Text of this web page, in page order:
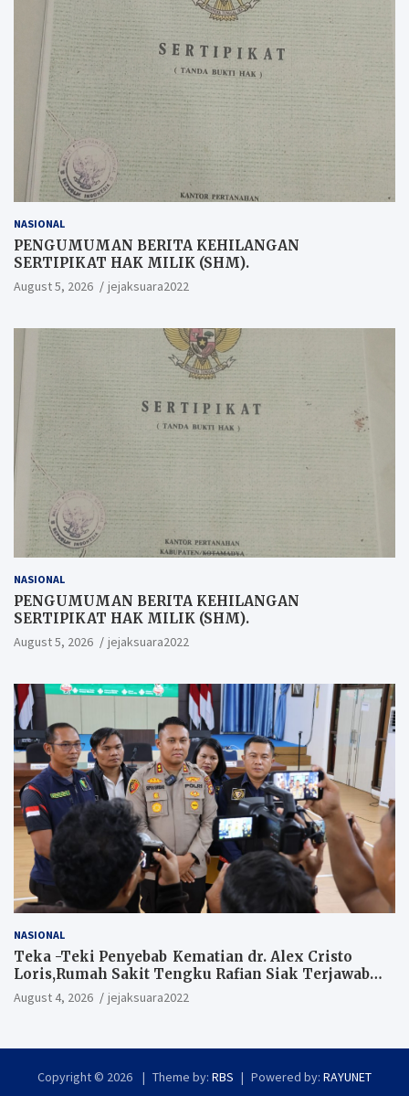
NASIONAL
PENGUMUMAN BERITA KEHILANGAN
SERTIPIKAT HAK MILIK (SHM).
August 5, 2026 jejaksuara2022
NASIONAL
PENGUMUMAN BERITA KEHILANGAN
SERTIPIKAT HAK MILIK (SHM).
August 5, 2026 jejaksuara2022
NASIONAL
Teka -Teki Penyebab Kematian dr. Alex Cristo
Loris,Rumah Sakit Tengku Rafian Siak Terjawab
Sudah Hasil Penyelidikan Menyatakan Korban
Meninggal Akibat Bunuh Diri,salah satu
August 4, 2026 jejaksuara2022
Copyright © 2026 Theme by: RBS Powered by: RAYUNET